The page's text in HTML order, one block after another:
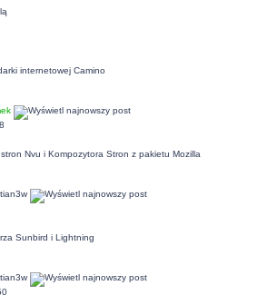
internetowej Camino
Nvu i Kompozytora Stron z pakietu Mozilla
Sunbird i Lightning